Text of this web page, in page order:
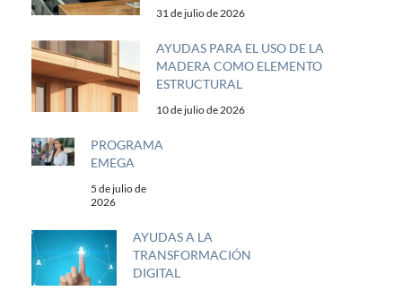
31 de julio de 2026
AYUDAS PARA EL USO DE LA
MADERA COMO ELEMENTO
ESTRUCTURAL
10 de julio de 2026
PROGRAMA
EMEGA
5 de julio de
2026
AYUDAS A LA
TRANSFORMACIÓN
DIGITAL